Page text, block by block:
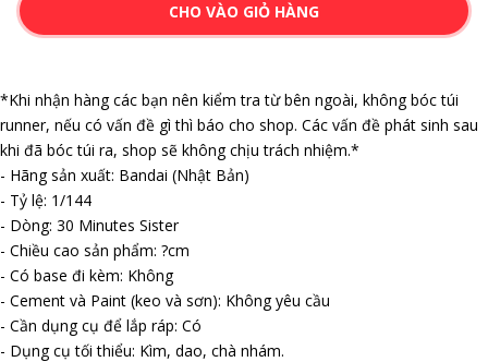
CHO VÀO GIỎ HÀNG
*Khi nhận hàng các bạn nên kiểm tra từ bên ngoài, không bóc túi
runner, nếu có vấn đề gì thì báo cho shop. Các vấn đề phát sinh sau
khi đã bóc túi ra, shop sẽ không chịu trách nhiệm.*
- Hãng sản xuất: Bandai (Nhật Bản)
- Tỷ lệ: 1/144
- Dòng: 30 Minutes Sister
- Chiều cao sản phẩm: ?cm
- Có base đi kèm: Không
- Cement và Paint (keo và sơn): Không yêu cầu
- Cần dụng cụ để lắp ráp: Có
- Dụng cụ tối thiểu: Kìm, dao, chà nhám.